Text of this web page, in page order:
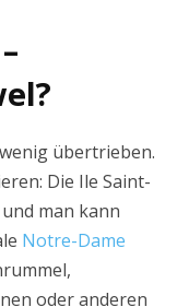
übertrieben.
Die Ile Saint-
man kann
Notre-Dame
oder anderen